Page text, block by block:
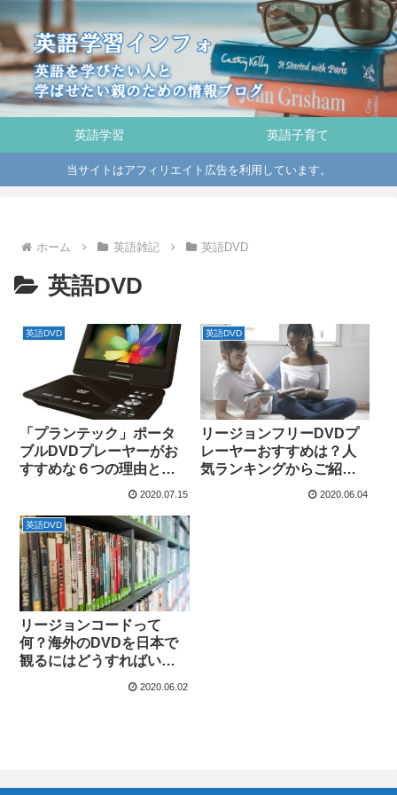
英語学習 英語子育て
当サイトはアフィリエイト広告を利用しています。
ホーム 英語雑記 英語DVD
英語DVD
英語DVD
「プランテック」ポータ
ブルDVDプレーヤーがお
すすめな６つの理由と
2020.07.15
英語DVD
リージョンフリーDVDプ
レーヤーおすすめは？人
気ランキングからご紹
2020.06.04
英語DVD
リージョンコードって
何？海外のDVDを日本で
観るにはどうすればい
2020.06.02